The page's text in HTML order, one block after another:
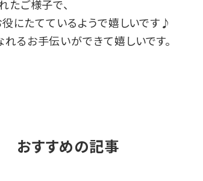
たご様子で、
にたてているようで嬉しいです♪
るお手伝いができて嬉しいです。
おすすめの記事